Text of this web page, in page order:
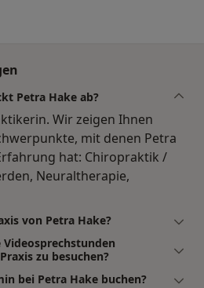
Petra Hake ab?
Wir zeigen Ihnen
mit denen Petra
hat: Chiropraktik /
Neuraltherapie,
von Petra Hake?
Videosprechstunden
zu besuchen?
bei Petra Hake buchen?